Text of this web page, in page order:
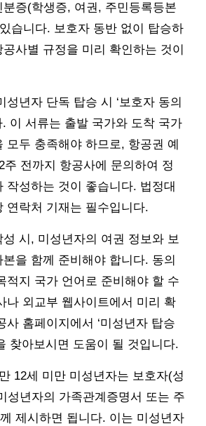
증(학생증, 여권, 주민등록등본
습니다. 보호자 동반 없이 탑승하
사별 규정을 미리 확인하는 것이
성년자 단독 탑승 시 ‘보호자 동의
. 이 서류는 출발 국가와 도착 국가
모두 충족해야 하므로, 항공권 예
주 전까지 항공사에 문의하여 정
작성하는 것이 좋습니다. 법정대
연락처 기재는 필수입니다.
시, 미성년자의 여권 정보와 보
을 함께 준비해야 합니다. 동의
적지 국가 언어로 준비해야 할 수
나 외교부 웹사이트에서 미리 확
사 홈페이지에서 ‘미성년자 탑승
찾아보시면 도움이 될 것입니다.
12세 미만 미성년자는 보호자(성
성년자의 가족관계증명서 또는 주
제시하면 됩니다. 이는 미성년자